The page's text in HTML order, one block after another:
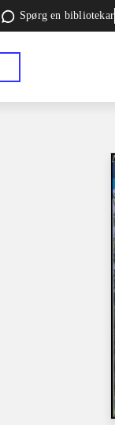
Spørg en bibliotekar